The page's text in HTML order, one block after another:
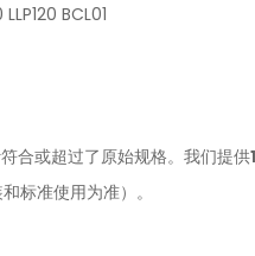
BCL01
合或超过了原始规格。我们提供
标准使用为准）。